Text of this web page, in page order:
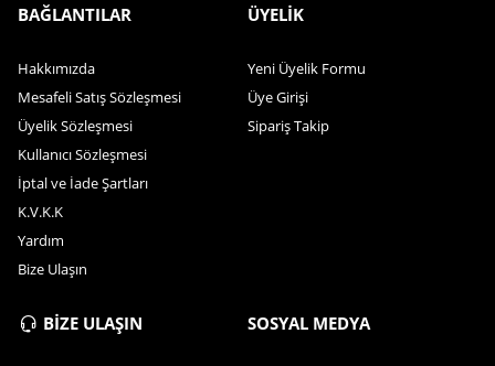
BAĞLANTILAR
Hakkımızda
Mesafeli Satış Sözleşmesi
Üyelik Sözleşmesi
Kullanıcı Sözleşmesi
İptal ve İade Şartları
K.V.K.K
Yardım
Bize Ulaşın
ÜYELİK
Yeni Üyelik Formu
Üye Girişi
Sipariş Takip
BİZE ULAŞIN SOSYAL MEDYA